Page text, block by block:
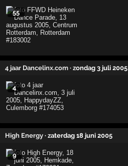
55
4 jaar Dancelinx.com · zondag 3 juli 2005
4
High Energy · zaterdag 18 juni 2005
9